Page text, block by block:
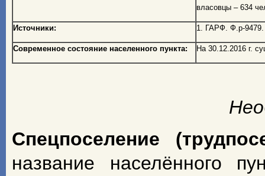
власовцы – 634
Источники: 1. ГАРФ. Ф.р-
Современное состояние населенного пункта: На 30.12.2016 г.
Спецпоселение
название населённого